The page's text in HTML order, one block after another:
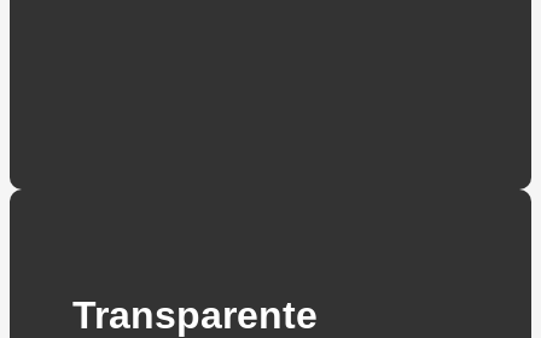
Transparente